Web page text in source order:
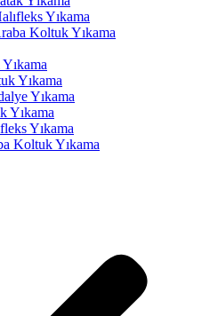
Yıkama
Koltuk Yıkama
Yıkama
Yıkama
Yıkama
Yıkama
Yıkama
Koltuk Yıkama